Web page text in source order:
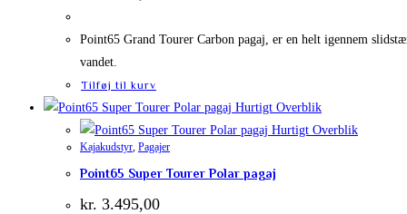
Point65 Grand Tourer Carbon pagaj, er en helt igennem
vandet.
Tilføj til kurv
Hurtigt Overblik
Hurtigt Overblik
Kajakudstyr Pagajer
Point65 Super Tourer Polar pagaj
kr. 3.495,00